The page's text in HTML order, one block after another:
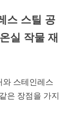
스 스틸 공
실 작물 재
와 스테인레스
은 장점을 가지